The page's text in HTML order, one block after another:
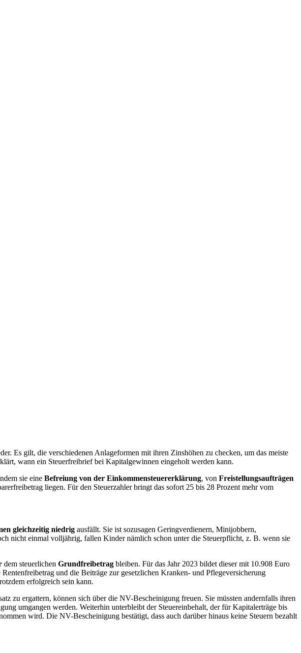
Es gilt, die verschiedenen Anlageformen mit ihren Zinshöhen zu checken, um das meiste
wann ein Steuerfreibrief bei Kapitalgewinnen eingeholt werden kann.
sie eine Befreiung von der Einkommensteuererklärung, von Freistellungsaufträgen
liegen. Für den Steuerzahler bringt das sofort 25 bis 28 Prozent mehr vom
gleichzeitig niedrig ausfällt. Sie ist sozusagen Geringverdienern, Minijobbern,
nicht einmal volljährig, fallen Kinder nämlich schon unter die Steuerpflicht, z. B. wenn sie
dem steuerlichen Grundfreibetrag bleiben. Für das Jahr 2023 bildet dieser mit 10.908 Euro
und die Beiträge zur gesetzlichen Kranken- und Pflegeversicherung
erfolgreich sein kann.
zu ergattern, können sich über die NV-Bescheinigung freuen. Sie müssten andernfalls ihren
umgangen werden. Weiterhin unterbleibt der Steuereinbehalt, der für Kapitalerträge bis
wird. Die NV-Bescheinigung bestätigt, dass auch darüber hinaus keine Steuern bezahlt